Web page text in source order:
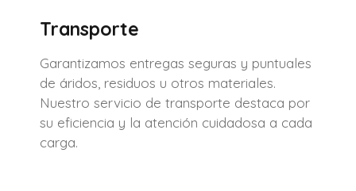
Transporte
Garantizamos entregas seguras y puntuales
de áridos, residuos u otros materiales.
Nuestro servicio de transporte destaca por
su eficiencia y la atención cuidadosa a cada
carga.